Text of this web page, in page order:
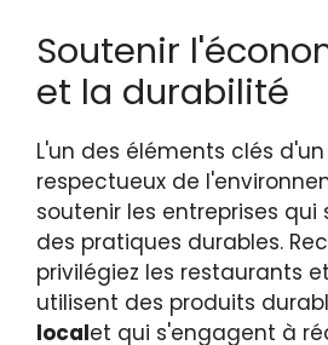
Soutenir
et la durabilité
L'un des éléments clés
respectueux de
soutenir les entreprises
des pratiques durables.
privilégiez les restaurants
utilisent des produits
localet qui s'engagent à